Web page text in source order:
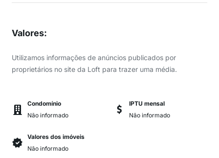
Valores:
Utilizamos informações de anúncios publicados por
proprietários no site da Loft para trazer uma média.
Condomínio
Não informado
IPTU mensal
Não informado
Valores dos imóveis
Não informado